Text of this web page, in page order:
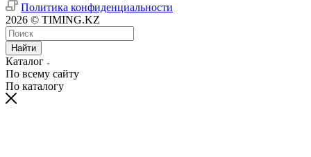
Политика конфиденциальности
2026 © TIMING.KZ
Найти
Каталог
По всему сайту
По каталогу